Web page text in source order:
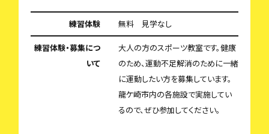
練習体験 無料 見学なし
練習体験・募集につ
いて
大人の方のスポーツ教室です。健康
のため、運動不足解消のために一緒
に運動したい方を募集しています。
龍ケ崎市内の各施設で実施してい
るので、ぜひ参加してください。